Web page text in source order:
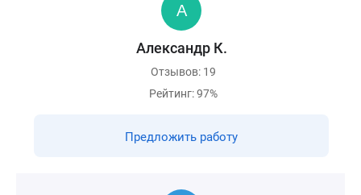
Александр К.
Отзывов: 19
Рейтинг: 97%
Предложить работу